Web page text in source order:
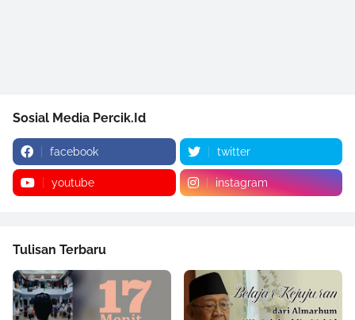
Sosial Media Percik.Id
facebook twitter
youtube instagram
Tulisan Terbaru